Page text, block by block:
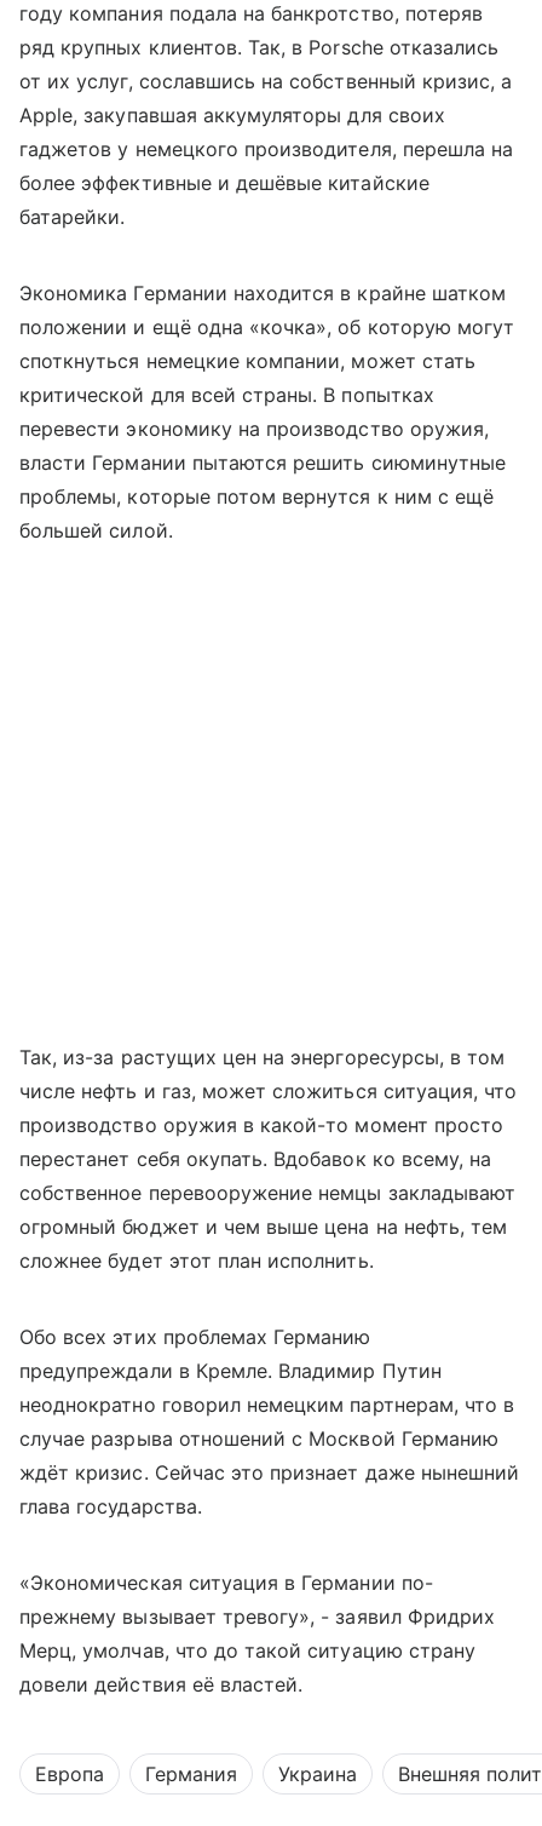
году компания подала на банкротство, потеряв
ряд крупных клиентов. Так, в Porsche отказались
от их услуг, сославшись на собственный кризис, а
Apple, закупавшая аккумуляторы для своих
гаджетов у немецкого производителя, перешла на
более эффективные и дешёвые китайские
батарейки.
Экономика Германии находится в крайне шатком
положении и ещё одна «кочка», об которую могут
споткнуться немецкие компании, может стать
критической для всей страны. В попытках
перевести экономику на производство оружия,
власти Германии пытаются решить сиюминутные
проблемы, которые потом вернутся к ним с ещё
большей силой.
Так, из-за растущих цен на энергоресурсы, в том
числе нефть и газ, может сложиться ситуация, что
производство оружия в какой-то момент просто
перестанет себя окупать. Вдобавок ко всему, на
собственное перевооружение немцы закладывают
огромный бюджет и чем выше цена на нефть, тем
сложнее будет этот план исполнить.
Обо всех этих проблемах Германию
предупреждали в Кремле. Владимир Путин
неоднократно говорил немецким партнерам, что в
случае разрыва отношений с Москвой Германию
ждёт кризис. Сейчас это признает даже нынешний
глава государства.
«Экономическая ситуация в Германии по-
прежнему вызывает тревогу», - заявил Фридрих
Мерц, умолчав, что до такой ситуацию страну
довели действия её властей.
Европа Германия Украина Внешняя